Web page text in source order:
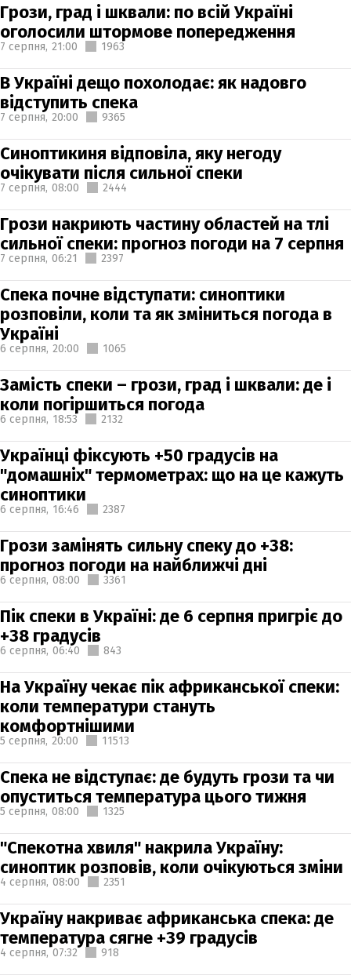
Грози, град і шквали: по всій Україні
оголосили штормове попередження
7 серпня, 21:00 1963
В Україні дещо похолодає: як надовго
відступить спека
7 серпня, 20:00 9365
Синоптикиня відповіла, яку негоду
очікувати після сильної спеки
7 серпня, 08:00 2444
Грози накриють частину областей на тлі
сильної спеки: прогноз погоди на 7 серпня
7 серпня, 06:21 2397
Спека почне відступати: синоптики
розповіли, коли та як зміниться погода в
Україні
6 серпня, 20:00 1065
Замість спеки – грози, град і шквали: де і
коли погіршиться погода
6 серпня, 18:53 2132
Українці фіксують +50 градусів на
"домашніх" термометрах: що на це кажуть
синоптики
6 серпня, 16:46 2387
Грози замінять сильну спеку до +38:
прогноз погоди на найближчі дні
6 серпня, 08:00 3361
Пік спеки в Україні: де 6 серпня пригріє до
+38 градусів
6 серпня, 06:40 843
На Україну чекає пік африканської спеки:
коли температури стануть
комфортнішими
5 серпня, 20:00 11513
Спека не відступає: де будуть грози та чи
опуститься температура цього тижня
5 серпня, 08:00 1325
"Спекотна хвиля" накрила Україну:
синоптик розповів, коли очікуються зміни
4 серпня, 08:00 2351
Україну накриває африканська спека: де
температура сягне +39 градусів
4 серпня, 07:32 918